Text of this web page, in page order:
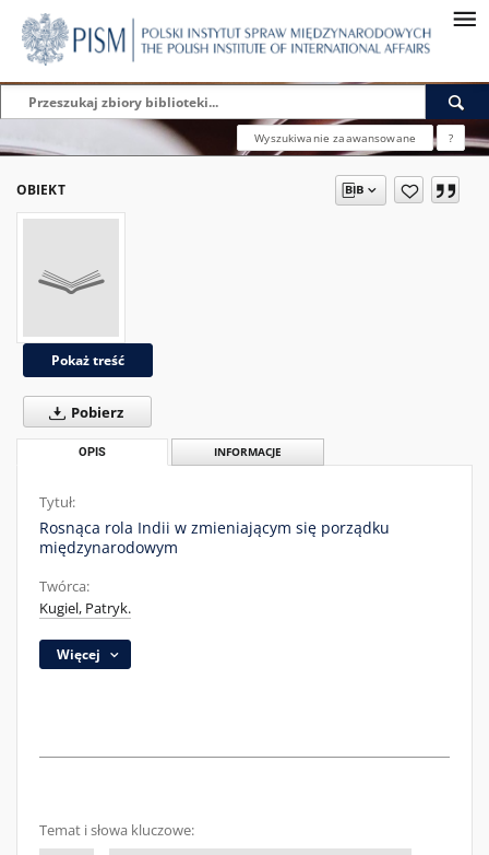
Wyszukiwanie zaawansowane ?
OBIEKT
Pokaż treść
Pobierz
OPIS INFORMACJE
Tytuł:
Rosnąca rola Indii w zmieniającym się porządku
międzynarodowym
Twórca:
Kugiel, Patryk.
Więcej
Temat i słowa kluczowe: